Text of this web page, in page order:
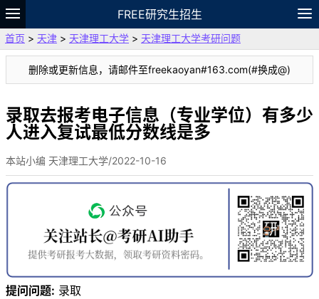
FREE研究生招生
题库
故事 专题 APP 笔记
论坛
VIP
资料
首页 > 天津 > 天津理工大学 > 天津理工大学考研问题
删除或更新信息，请邮件至freekaoyan#163.com(#换成@)
录取去报考电子信息（专业学位）有多少
人进入复试最低分数线是多
本站小编 天津理工大学/2022-10-16
提问问题: 录取